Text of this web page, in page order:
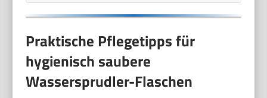
Praktische Pflegetipps für
hygienisch saubere
Wassersprudler-Flaschen